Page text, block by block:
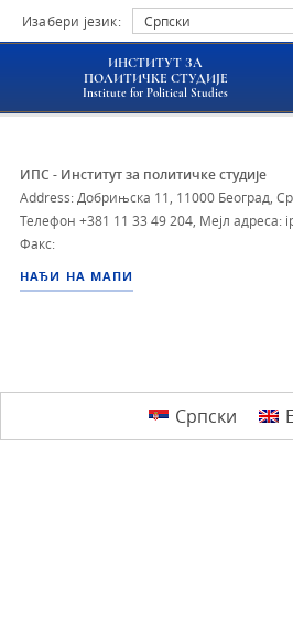
Изабери језик: Српски
ИНСТИТУТ ЗА
ПОЛИТИЧКЕ СТУДИЈЕ
Institute for Political Studies
ИПС - Институт за политичке студије
Address: Добрињска 11, 11000 Београд,
Телефон +381 11 33 49 204 Мејл адреса:
Факс:
НАЂИ НА МАПИ
Српски